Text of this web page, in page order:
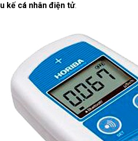
kế cá nhân điện tử.